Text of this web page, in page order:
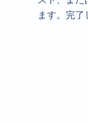
ます。完了